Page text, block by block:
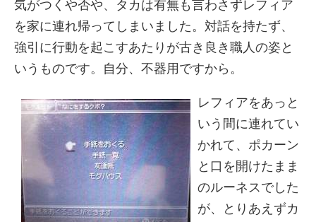
気がつくや否や、タカは有無も言わさずレフィア
を家に連れ帰ってしまいました。対話を持たず、
強引に行動を起こすあたりが古き良き職人の姿と
いうものです。自分、不器用ですから。
レフィアをあっと
いう間に連れてい
かれて、ポカーン
と口を開けたまま
のルーネスでした
が、とりあえずカ